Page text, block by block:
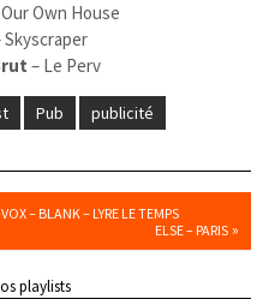
Own House
Skyscraper
– Le Perv
Pub
publicité
– BLANK – LYRE LE TEMPS
ELSE – PARIS »
playlists